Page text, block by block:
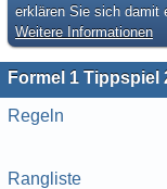
erklären Sie sich damit
Weitere Informationen
Formel 1 Tippspiel
Regeln
Rangliste